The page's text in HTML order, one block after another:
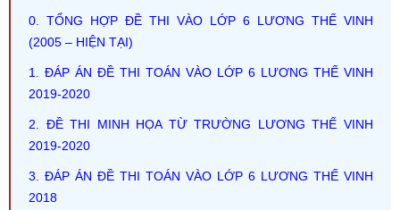
0. TỔNG HỢP ĐỀ THI VÀO LỚP 6 LƯƠNG THẾ VINH
(2005 – HIỆN TẠI)
1. ĐÁP ÁN ĐỀ THI TOÁN VÀO LỚP 6 LƯƠNG THẾ VINH
2019-2020
2. ĐỀ THI MINH HỌA TỪ TRƯỜNG LƯƠNG THẾ VINH
2019-2020
3. ĐÁP ÁN ĐỀ THI TOÁN VÀO LỚP 6 LƯƠNG THẾ VINH
2018